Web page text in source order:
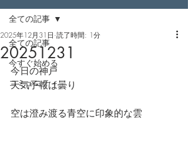
全ての記事
今すぐ始める
コミュニティ
全ての記事
20251231
2025年12月31日 読了時間: 1分
今日の神戸
天気予報は曇り
空は澄み渡る青空に印象的な雲